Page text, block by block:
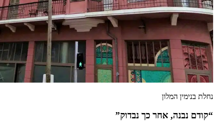
נחלת בנימין המלון
“קודם נבנה, אחר כך נבדוק”